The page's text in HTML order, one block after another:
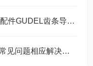
滚轮轴承ROLLON伸缩滑轨传动配件GUDEL齿条导轨福业选购
博世力士乐REXROTH伺服电机常见问题相应解决方法分享